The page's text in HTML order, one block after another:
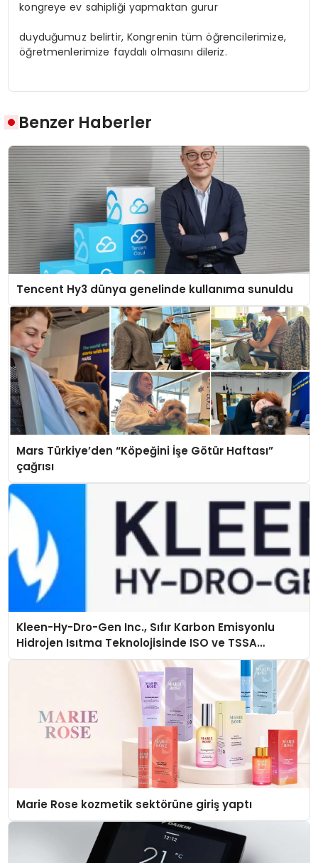
kongreye ev sahipliği yapmaktan gurur
duyduğumuz belirtir, Kongrenin tüm öğrencilerimize,
öğretmenlerimize faydalı olmasını dileriz.
Benzer Haberler
Tencent Hy3 dünya genelinde kullanıma sunuldu
Mars Türkiye’den “Köpeğini İşe Götür Haftası”
çağrısı
Kleen-Hy-Dro-Gen Inc., Sıfır Karbon Emisyonlu
Hidrojen Isıtma Teknolojisinde ISO ve TSSA
Düzenleyici Onaylarını Aldı
Marie Rose kozmetik sektörüne giriş yaptı